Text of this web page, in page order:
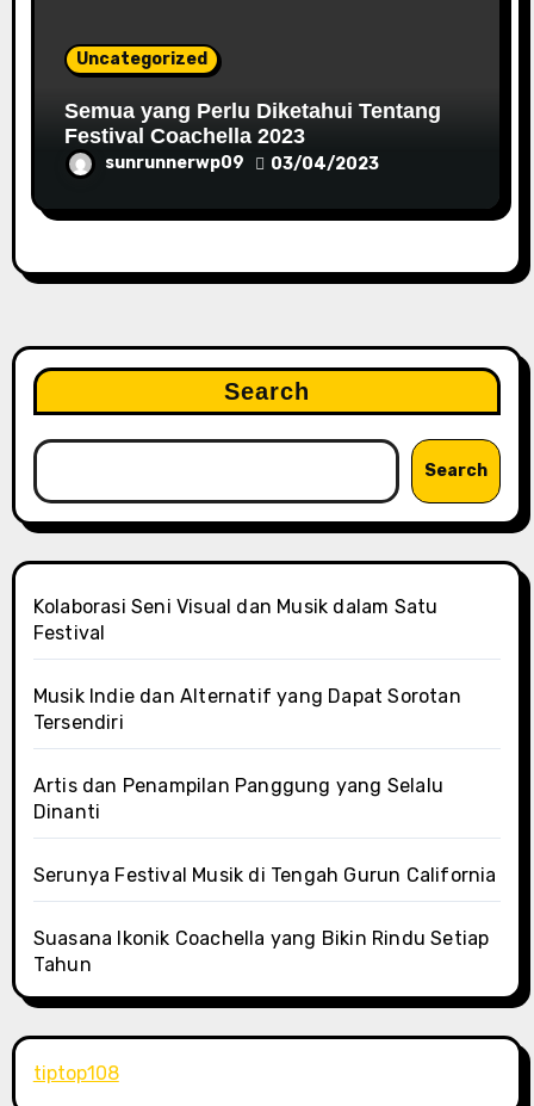
Uncategorized
Semua yang Perlu Diketahui Tentang
Festival Coachella 2023
sunrunnerwp09 03/04/2023
Search
Search
Kolaborasi Seni Visual dan Musik dalam Satu
Festival
Musik Indie dan Alternatif yang Dapat Sorotan
Tersendiri
Artis dan Penampilan Panggung yang Selalu
Dinanti
Serunya Festival Musik di Tengah Gurun California
Suasana Ikonik Coachella yang Bikin Rindu Setiap
Tahun
tiptop108